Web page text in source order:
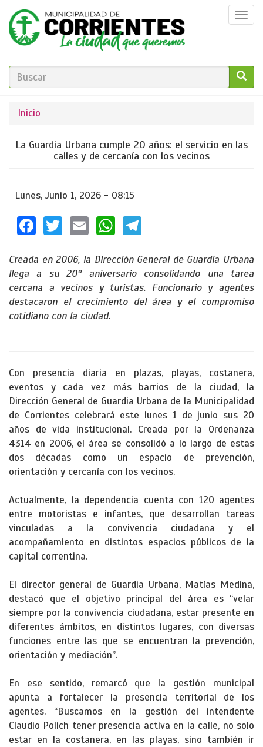
Pasar
contenido
principal
FORMULARIO
BÚSQUEDA
Se
encuentra
usted
Inicio
La Guardia Urbana cumple 20 años: el servicio en las
calles y de cercanía con los vecinos
Lunes, Junio 1, 2026 - 08:15
Facebook
TwitterEmailWhatsApp
Creada en 2006, la Dirección General de Guardia Urbana
llega a su 20º aniversario consolidando una tarea
cercana a vecinos y turistas. Funcionario y agentes
destacaron el crecimiento del área y el compromiso
cotidiano con la ciudad.
Con presencia diaria en plazas, playas, costanera,
eventos y cada vez más barrios de la ciudad, la
Dirección General de Guardia Urbana de la Municipalidad
de Corrientes celebrará este lunes 1 de junio sus 20
años de vida institucional. Creada por la Ordenanza
4314 en 2006, el área se consolidó a lo largo de estas
dos décadas como un espacio de prevención,
orientación y cercanía con los vecinos.
Actualmente, la dependencia cuenta con 120 agentes
entre motoristas e infantes, que desarrollan tareas
vinculadas a la convivencia ciudadana y el
acompañamiento en distintos espacios públicos de la
capital correntina.
El director general de Guardia Urbana, Matías Medina,
destacó que el objetivo principal del área es “velar
siempre por la convivencia ciudadana, estar presente en
diferentes ámbitos, en distintos lugares, con diversas
funciones entre las que se encuentran la prevención,
orientación y mediación”.
En ese sentido, remarcó que la gestión municipal
apunta a fortalecer la presencia territorial de los
agentes. “Buscamos en la gestión del intendente
Claudio Polich tener presencia activa en la calle, no solo
estar en la costanera, en las playas, sino también ir